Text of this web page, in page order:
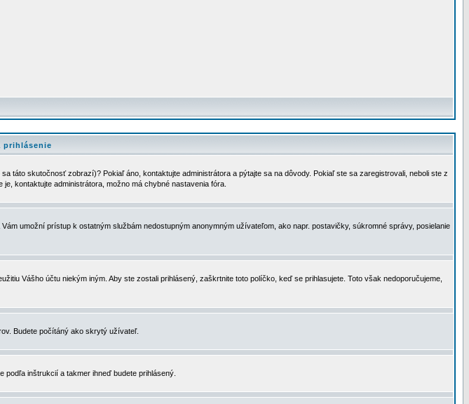
prihlásenie
skutočnosť zobrazí)? Pokiaľ áno, kontaktujte administrátora a pýtajte sa na dôvody. Pokiaľ ste sa zaregistrovali, neboli ste z
kontaktujte administrátora, možno má chybné nastavenia fóra.
umožní prístup k ostatným službám nedostupným anonymným užívateľom, ako napr. postavičky, súkromné správy, posielanie
Vášho účtu niekým iným. Aby ste zostali prihlásený, zaškrtnite toto políčko, keď se prihlasujete. Toto však nedoporučujeme,
Budete počítáný ako skrytý užívateľ.
podľa inštrukcií a takmer ihneď budete prihlásený.